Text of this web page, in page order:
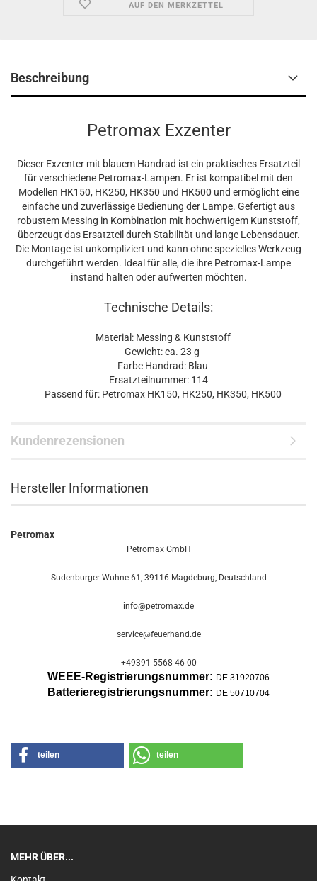
AUF DEN MERKZETTEL
Beschreibung
Petromax Exzenter
Dieser Exzenter mit blauem Handrad ist ein praktisches Ersatzteil
für verschiedene Petromax-Lampen. Er ist kompatibel mit den
Modellen HK150, HK250, HK350 und HK500 und ermöglicht eine
einfache und zuverlässige Bedienung der Lampe. Gefertigt aus
robustem Messing in Kombination mit hochwertigem Kunststoff,
überzeugt das Ersatzteil durch Stabilität und lange Lebensdauer.
Die Montage ist unkompliziert und kann ohne spezielles Werkzeug
durchgeführt werden. Ideal für alle, die ihre Petromax-Lampe
instand halten oder aufwerten möchten.
Technische Details:
Material: Messing & Kunststoff
Gewicht: ca. 23 g
Farbe Handrad: Blau
Ersatzteilnummer: 114
Passend für: Petromax HK150, HK250, HK350, HK500
Kundenrezensionen
Hersteller Informationen
Petromax
Petromax GmbH
Sudenburger Wuhne 61, 39116 Magdeburg, Deutschland
info@petromax.de
service@feuerhand.de
+49391 5568 46 00
WEEE-Registrierungsnummer: DE 31920706
Batterieregistrierungsnummer: DE 50710704
teilen teilen
MEHR ÜBER...